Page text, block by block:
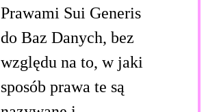
Prawami Sui Generis
do Baz Danych, bez
względu na to, w jaki
sposób prawa te są